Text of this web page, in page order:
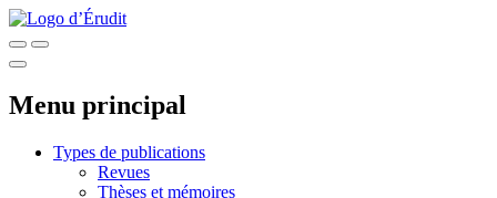
Menu principal
Types de publications
Revues
Thèses et mémoires